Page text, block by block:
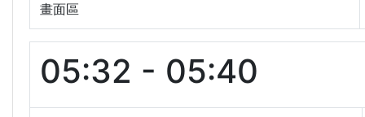
畫面區
05:32 - 05:40